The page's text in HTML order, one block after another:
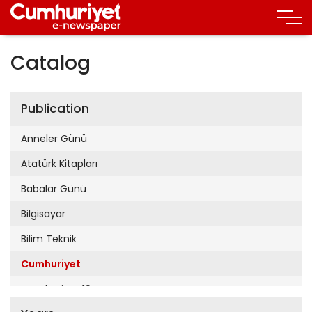
Catalog
Publication
Anneler Günü
Atatürk Kitapları
Babalar Günü
Bilgisayar
Bilim Teknik
Cumhuriyet
Cumhuriyet 19 Mayıs